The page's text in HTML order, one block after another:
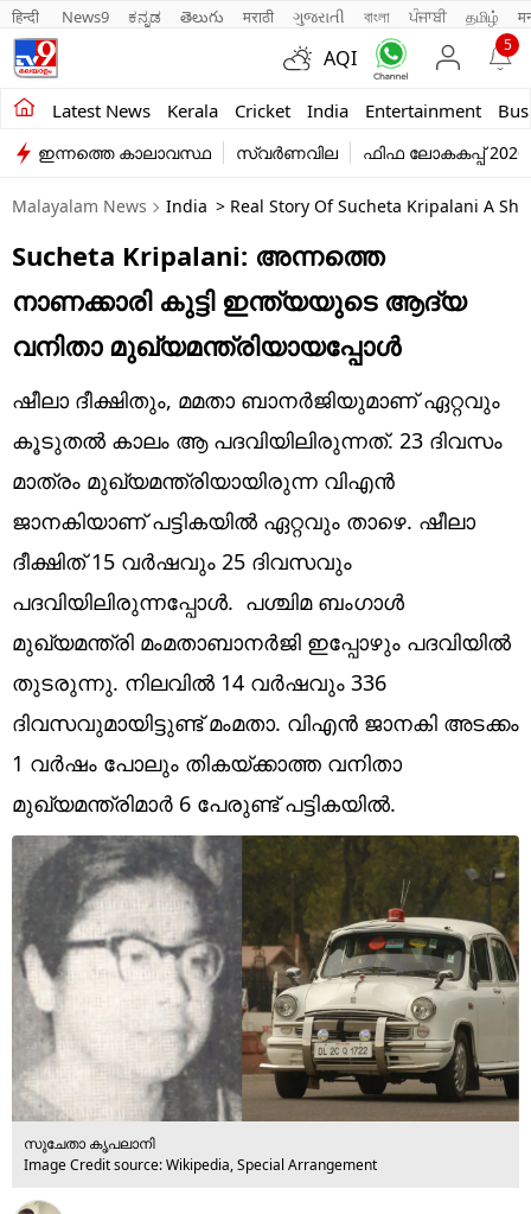
हिन्दी News9 ಕನ್ನಡ తెలుగు मराठी ગુજરાતી বাংলা ਪੰਜਾਬੀ தமிழ்
AQI
5
Latest News Kerala Cricket India Entertainment
Kerala
India
Entertainment
Business
Education
Lifestyle
world
Technology
Religion
Web Story
Photo
Short Videos
ഇന്നത്തെ കാലാവസ്ഥ സ്വർണവില ഫിഫ ലോകകപ്പ് 2026
Malayalam News India > Real Story Of Sucheta Kripalani A
Sucheta Kripalani: അന്നത്തെ
നാണക്കാരി കുട്ടി ഇന്ത്യയുടെ ആദ്യ
വനിതാ മുഖ്യമന്ത്രിയായപ്പോൾ
ഷീലാ ദീക്ഷിതും, മമതാ ബാനർജിയുമാണ് ഏറ്റവും
കൂടുതൽ കാലം ആ പദവിയിലിരുന്നത്. 23 ദിവസം
മാത്രം മുഖ്യമന്ത്രിയായിരുന്ന വിഎൻ
ജാനകിയാണ് പട്ടികയിൽ ഏറ്റവും താഴെ. ഷീലാ
ദീക്ഷിത് 15 വർഷവും 25 ദിവസവും
പദവിയിലിരുന്നപ്പോൾ. പശ്ചിമ ബംഗാൾ
മുഖ്യമന്ത്രി മംമതാബാനർജി ഇപ്പോഴും പദവിയിൽ
തുടരുന്നു. നിലവിൽ 14 വർഷവും 336
ദിവസവുമായിട്ടുണ്ട് മംമതാ. വിഎൻ ജാനകി അടക്കം
1 വർഷം പോലും തികയ്ക്കാത്ത വനിതാ
മുഖ്യമന്ത്രിമാർ 6 പേരുണ്ട് പട്ടികയിൽ.
സുചേതാ കൃപലാനി
Image Credit source: Wikipedia, Special Arrangement